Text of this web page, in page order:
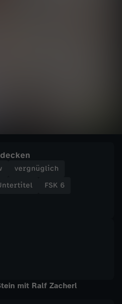
vergnüglich
FSK 6
mit Ralf Zacherl